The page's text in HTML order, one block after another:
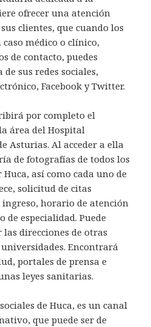
ofrecer una atención
clientes, que cuando los
médico o clínico,
de contacto, puedes
sus redes sociales,
Facebook y Twitter.
por completo el
área del Hospital
Asturias. Al acceder a ella
de fotografías de todos los
así como cada uno de
solicitud de citas
horario de atención
de especialidad. Puede
direcciones de otras
Encontrará
portales de prensa e
leyes sanitarias.
de Huca, es un canal
que puede ser de